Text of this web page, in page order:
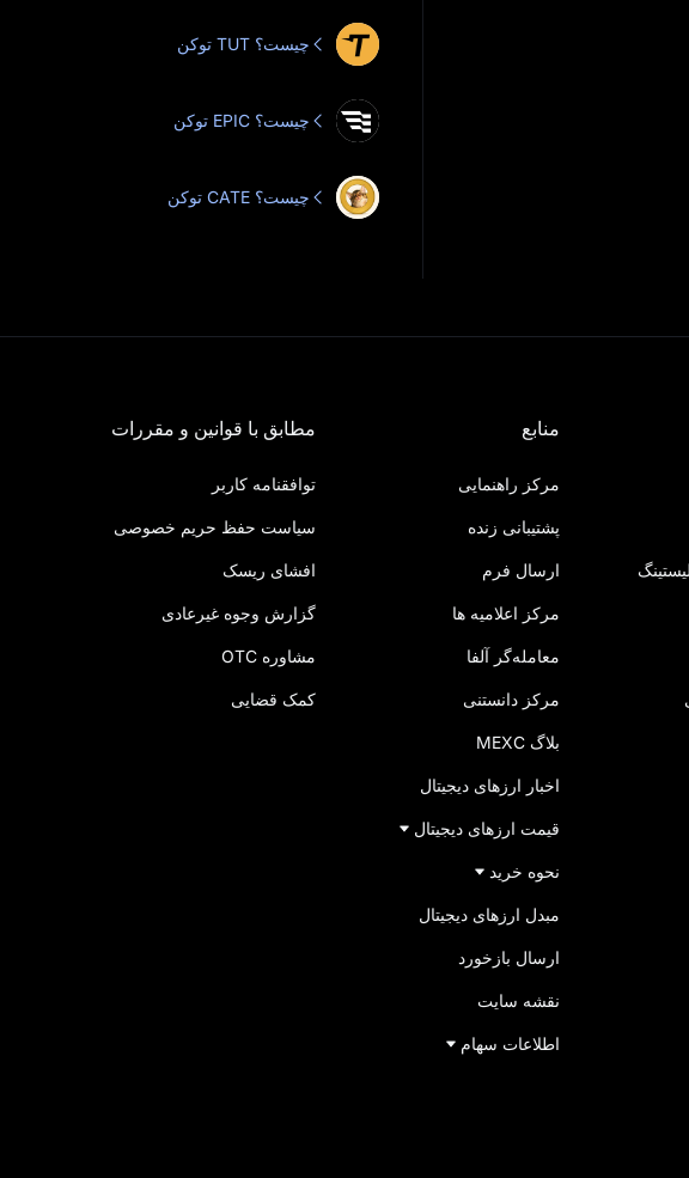
توکن TUT چیست؟
توکن EPIC چیست؟
توکن CATE چیست؟
منابع
مرکز راهنمایی
پشتیبانی زنده
ارسال فرم
مرکز اعلامیه‌ ها
معامله‌گر آلفا
مرکز دانستنی
بلاگ MEXC
اخبار ارزهای دیجیتال
قیمت ارزهای دیجیتال
نحوه خرید
مبدل ارزهای دیجیتال
ارسال بازخورد
نقشه سایت
اطلاعات سهام
مطابق با قوانین و مقررات
توافقنامه کاربر
سیاست حفظ حریم خصوصی
افشای ریسک
گزارش وجوه غیرعادی
مشاوره OTC
کمک قضایی